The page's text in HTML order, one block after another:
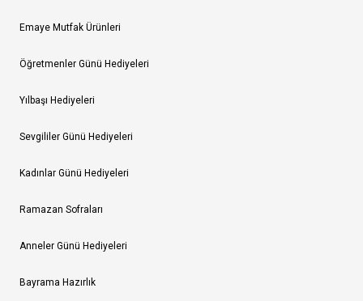
Emaye Mutfak Ürünleri
Öğretmenler Günü Hediyeleri
Yılbaşı Hediyeleri
Sevgililer Günü Hediyeleri
Kadınlar Günü Hediyeleri
Ramazan Sofraları
Anneler Günü Hediyeleri
Bayrama Hazırlık